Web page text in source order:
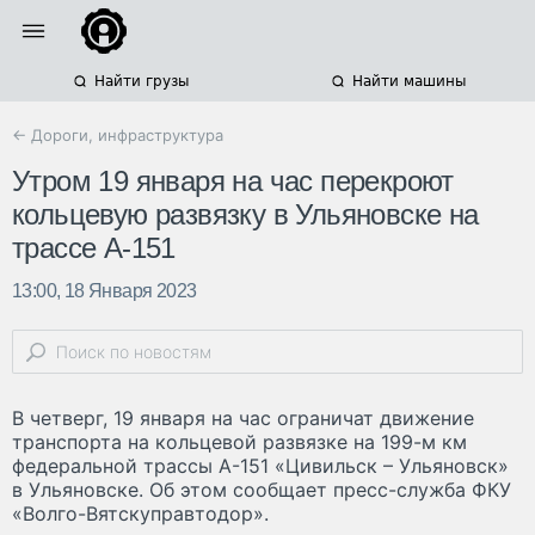
Найти грузы Найти машины
← Дороги, инфраструктура
Утром 19 января на час перекроют
кольцевую развязку в Ульяновске на
трассе А-151
13:00, 18 Января 2023
В четверг, 19 января на час ограничат движение
транспорта на кольцевой развязке на 199-м км
федеральной трассы А-151 «Цивильск – Ульяновск»
в Ульяновске. Об этом сообщает пресс-служба ФКУ
«Волго-Вятскуправтодор».